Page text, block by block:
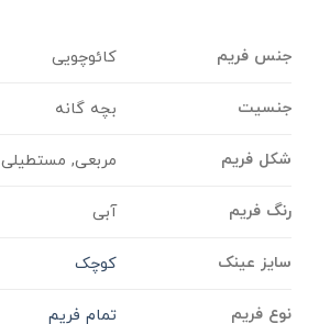
جنس فریم کائوچویی
جنسیت بچه گانه
شکل فریم مربعی, مستطیلی
رنگ فریم آبی
سایز عینک کوچک
نوع فریم تمام فریم